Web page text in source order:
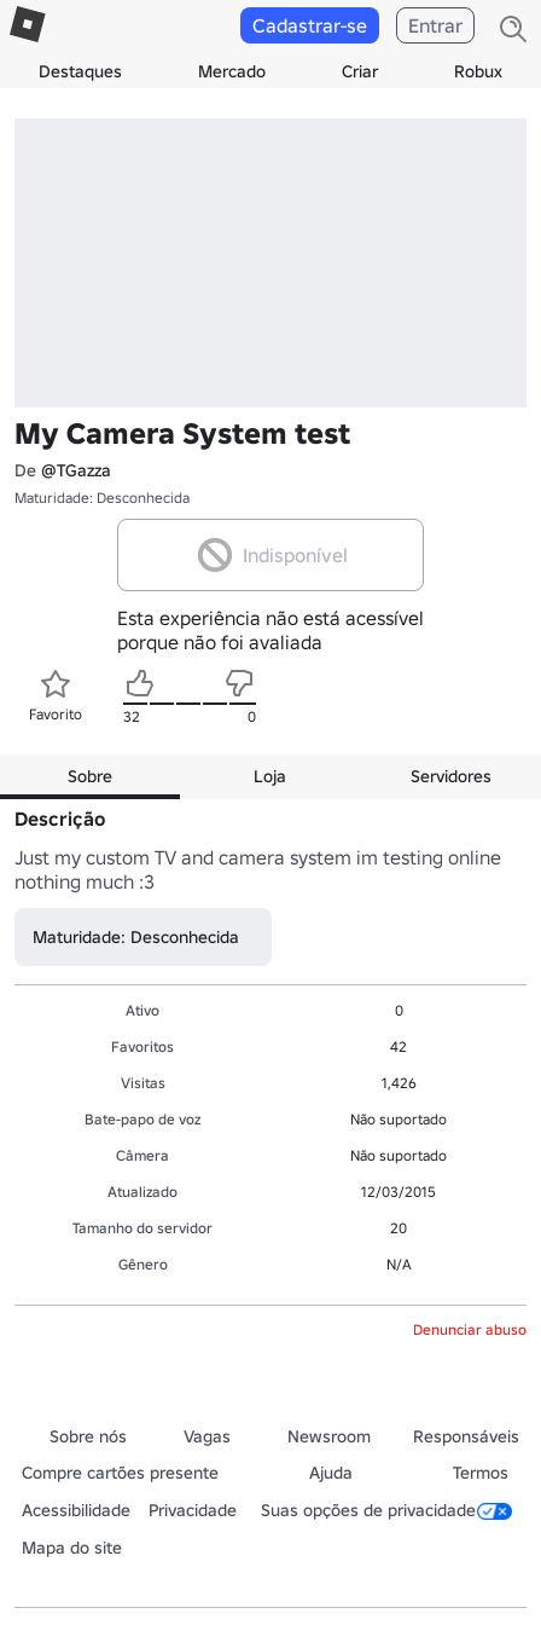
Destaques Mercado Criar Robux
Cadastrar-se Entrar
My Camera System test
De @TGazza
Maturidade: Desconhecida
Indisponível
Esta experiência não está acessível
porque não foi avaliada
Favorito 32 0
Sobre Loja Servidores
Descrição
Just my custom TV and camera system im testing online
nothing much :3
Maturidade: Desconhecida
Ativo
0
Favoritos
42
Visitas
1,426
Bate-papo de voz
Não suportado
Câmera
Não suportado
Atualizado
12/03/2015
Tamanho do servidor
20
Gênero
N/A
Denunciar abuso
Sobre nós Vagas Newsroom
Responsáveis
Compre cartões presente
Ajuda
Termos
Acessibilidade
Privacidade
Suas opções de privacidade
Mapa do site